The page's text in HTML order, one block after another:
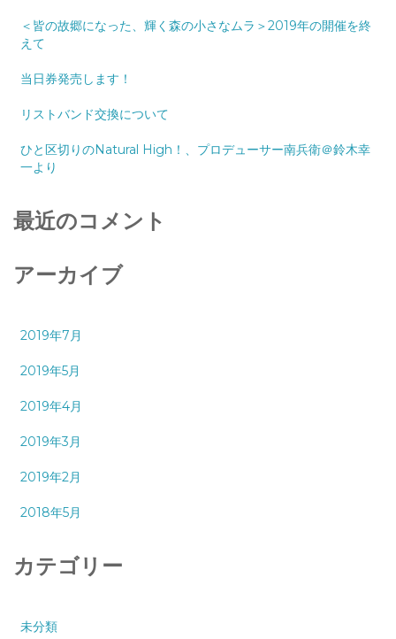
＜皆の故郷になった、輝く森の小さなムラ＞2019年の開催を終
えて
当日券発売します！
リストバンド交換について
ひと区切りのNatural High！、プロデューサー南兵衛＠鈴木幸
一より
最近のコメント
アーカイブ
2019年7月
2019年5月
2019年4月
2019年3月
2019年2月
2018年5月
カテゴリー
未分類